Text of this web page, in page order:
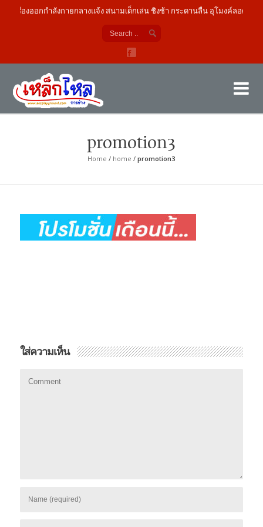
เครื่องออกกำลังกายกลางแจ้ง สนามเด็กเล่น ชิงช้า กระดานลื่น อุโมงค์ลอด
promotion3
Home / home /promotion3
ใส่ความเห็น